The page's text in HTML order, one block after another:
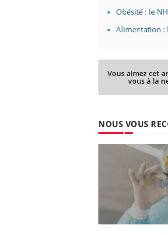
Obésité : le
Alimentation :
Vous aimez cet
vous à la
NOUS VOUS